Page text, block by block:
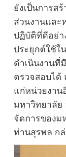
ยังเป็นการส
ส่วนงานและ
ปฏิบัติที่ดีอย่า
ประยุกต์ใช้ใ
ดำเนินงานที่
ตรวจสอบได้
แก่หน่วยงาน
มหาวิทยาลัย
จัดการของม
ท่านสุรพล กล่